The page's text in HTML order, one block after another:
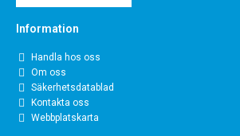
Information
Handla hos oss
Om oss
Säkerhetsdatablad
Kontakta oss
Webbplatskarta